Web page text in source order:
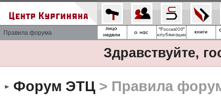
Правила форума
Здравствуйте,
Форум ЭТЦ> Правила